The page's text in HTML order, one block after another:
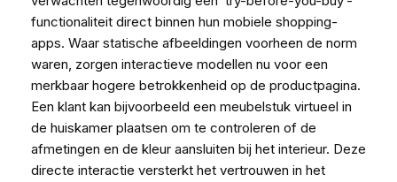
functionaliteit direct binnen hun mobiele shopping-
apps. Waar statische afbeeldingen voorheen de norm
waren, zorgen interactieve modellen nu voor een
merkbaar hogere betrokkenheid op de productpagina.
Een klant kan bijvoorbeeld een meubelstuk virtueel in
de huiskamer plaatsen om te controleren of de
afmetingen en de kleur aansluiten bij het interieur. Deze
directe interactie versterkt het vertrouwen in het